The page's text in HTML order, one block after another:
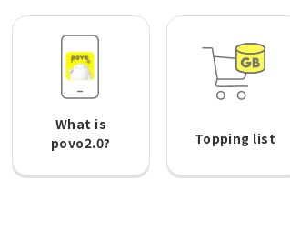
What is
povo2.0?
Topping list